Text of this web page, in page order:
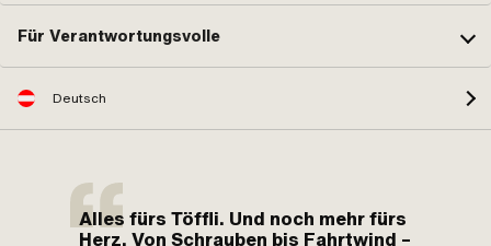
Für Verantwortungsvolle
Deutsch
Alles fürs Töffli. Und noch mehr fürs
Herz. Von Schrauben bis Fahrtwind –